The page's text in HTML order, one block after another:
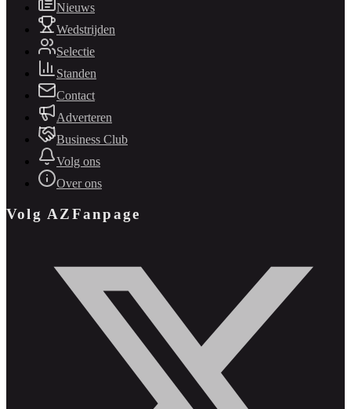
Nieuws
Wedstrijden
Selectie
Standen
Contact
Adverteren
Business Club
Volg ons
Over ons
Volg AZFanpage